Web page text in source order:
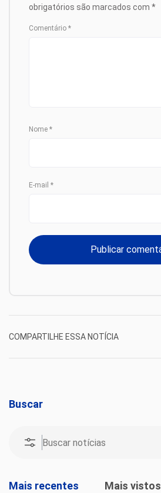
obrigatórios são marcados com *
Comentário *
Nome *
E-mail *
COMPARTILHE ESSA NOTÍCIA
Buscar
Mais recentes Mais vistos